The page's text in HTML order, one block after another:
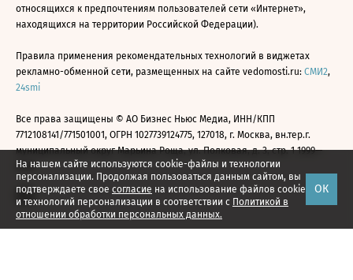
На нашем сайте используются cookie-файлы и технологии
персонализации. Продолжая пользоваться данным сайтом, вы
подтверждаете свое согласие на использование файлов cookie
и технологий персонализации в соответствии с Политикой в
отношении обработки персональных данных.
ОК
относящихся к предпочтениям пользователей сети «Интернет»,
находящихся на территории Российской Федерации).
Правила применения рекомендательных технологий в виджетах
рекламно-обменной сети, размещенных на сайте vedomosti.ru: СМИ2,
24smi
Все права защищены © АО Бизнес Ньюс Медиа, ИНН/КПП
7712108141/771501001, ОГРН 1027739124775, 127018, г. Москва, вн.тер.г.
муниципальный округ Марьина Роща, ул. Полковая, д. 3, стр. 1 1999—
2026